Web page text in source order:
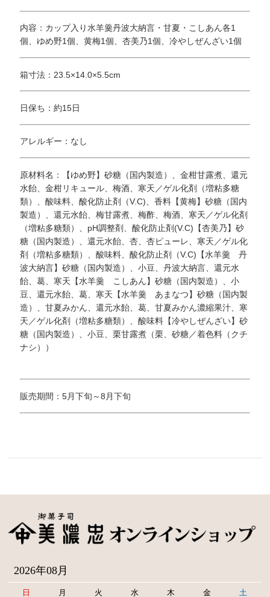
内容：カップ入り水羊羹丹波大納言・甘夏・こしあん各1
個、ゆめ野1個、黄梅1個、杏美乃1個、冷やしぜんざい1個
箱寸法：23.5×14.0×5.5cm
日保ち：約15日
アレルギー：なし
原材料名：【ゆめ野】砂糖（国内製造）、金柑甘露煮、還元
水飴、金柑リキュール、梅酒、寒天／ゲル化剤（増粘多糖
類）、酸味料、酸化防止剤（V.C)、香料【黄梅】砂糖（国内
製造）、還元水飴、梅甘露煮、梅酢、梅酒、寒天／ゲル化剤
（増粘多糖類）、pH調整剤、酸化防止剤(V.C)【杏美乃】砂
糖（国内製造）、還元水飴、杏、杏ピューレ、寒天／ゲル化
剤（増粘多糖類）、酸味料、酸化防止剤（V.C)【水羊羹 丹
波大納言】砂糖（国内製造）、小豆、丹波大納言、還元水
飴、葛、寒天【水羊羹 こしあん】砂糖（国内製造）、小
豆、還元水飴、葛、寒天【水羊羹 あまなつ】砂糖（国内製
造）、甘夏みかん、還元水飴、葛、甘夏みかん濃縮果汁、寒
天／ゲル化剤（増粘多糖類）、酸味料【冷やしぜんざい】砂
糖（国内製造）、小豆、栗甘露煮（栗、砂糖／着色料（クチ
ナシ））
販売期間：5月下旬～8月下旬
2026年08月
日 月 火 水 木 金 土